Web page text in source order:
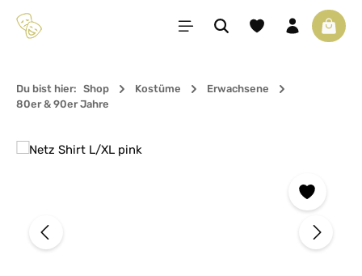
Zum Hauptinhalt springen Du hast 0 Produkte
Du bist hier: Shop Kostüme
Erwachsene
80er & 90er Jahre
Bildergalerie überspringen